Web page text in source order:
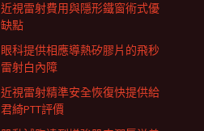
近視雷射費用與隱形鐵窗術式優
缺點
眼科提供相應導熱矽膠片的飛秒
雷射白內障
近視雷射精準安全恢復快提供給
君綺PTT評價